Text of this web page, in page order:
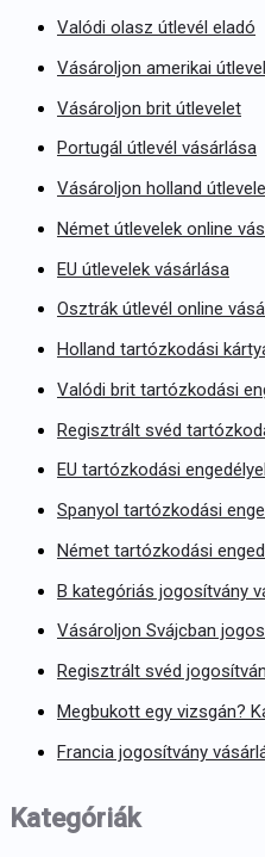
Valódi olasz útlevél eladó
Vásároljon amerikai
Vásároljon brit útlevelet
Portugál útlevél vásárlása
Vásároljon holland
Német útlevelek online
EU útlevelek vásárlása
Osztrák útlevél online
Holland tartózkodási
Valódi brit tartózkodási
Regisztrált svéd
EU tartózkodási
Spanyol tartózkodási
Német tartózkodási
B kategóriás jogosítvány
Vásároljon Svájcban
Regisztrált svéd
Megbukott egy vizsgán?
Francia jogosítvány
Kategóriák